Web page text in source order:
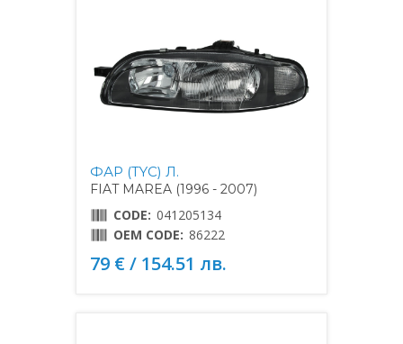
ФАР (TYC) Л.
FIAT MAREA (1996 - 2007)
CODE: 041205134
OEM CODE: 86222
79 € / 154.51 лв.